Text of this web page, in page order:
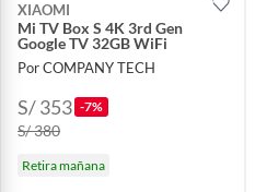
XIAOMI
Mi TV Box S 4K 3rd Gen
Google TV 32GB WiFi
Por COMPANY TECH
S/ 353 -7%
S/ 380
Retira mañana